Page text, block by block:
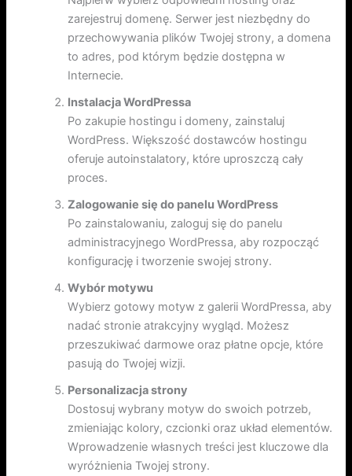
zarejestruj domenę. Serwer jest niezbędny do
przechowywania plików Twojej strony, a domena
to adres, pod którym będzie dostępna w
Internecie.
Instalacja WordPressa
Po zakupie hostingu i domeny, zainstaluj
WordPress. Większość dostawców hostingu
oferuje autoinstalatory, które uproszczą cały
proces.
Zalogowanie się do panelu WordPress
Po zainstalowaniu, zaloguj się do panelu
administracyjnego WordPressa, aby rozpocząć
konfigurację i tworzenie swojej strony.
Wybór motywu
Wybierz gotowy motyw z galerii WordPressa, aby
nadać stronie atrakcyjny wygląd. Możesz
przeszukiwać darmowe oraz płatne opcje, które
pasują do Twojej wizji.
Personalizacja strony
Dostosuj wybrany motyw do swoich potrzeb,
zmieniając kolory, czcionki oraz układ elementów.
Wprowadzenie własnych treści jest kluczowe dla
wyróżnienia Twojej strony.